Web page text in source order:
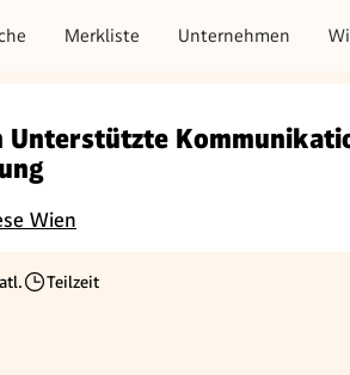
Merkliste Unternehmen
Wien
Beschäftigungsart
Teilzeit